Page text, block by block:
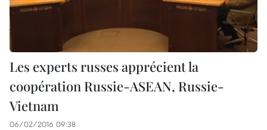
Les experts russes apprécient la
coopération Russie-ASEAN, Russie-
Vietnam
06/02/2016 09:38